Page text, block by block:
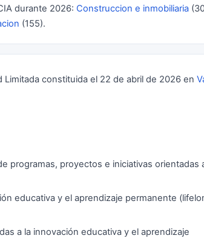
durante 2026: Construccion e inmobiliaria
(155).
Limitada constituida el 22 de abril de 2026 en
programas, proyectos e iniciativas orientadas
educativa y el aprendizaje permanente
a la innovación educativa y el aprendizaje